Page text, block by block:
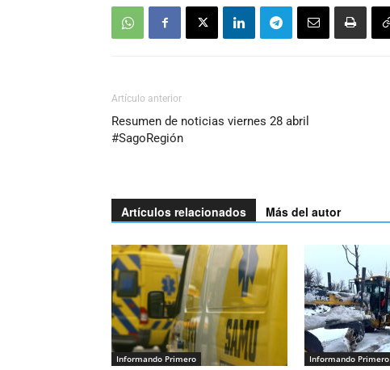
Artículo anterior
Resumen de noticias viernes 28 abril
#SagoRegión
Artículos relacionados Más del autor
Informando Primero Informando Primero